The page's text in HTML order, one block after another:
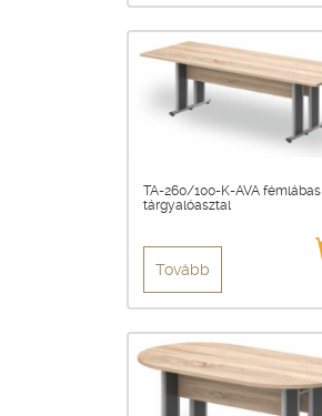
TA-260/100-K-AVA fémlábas
tárgyalóasztal
Tovább